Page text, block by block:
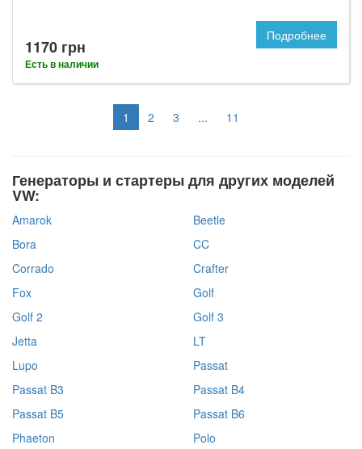
1170 грн
Есть в наличии
Подробнее
1 2 3 ... 11
Генераторы и стартеры для других моделей
VW:
Amarok
Beetle
Bora
CC
Corrado
Crafter
Fox
Golf
Golf 2
Golf 3
Jetta
LT
Lupo
Passat
Passat B3
Passat B4
Passat B5
Passat B6
Phaeton
Polo